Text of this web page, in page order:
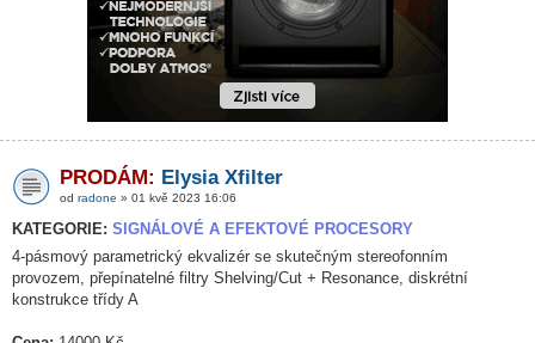
PRODÁM: Elysia Xfilter
od radone » 01 kvě 2023 16:06
KATEGORIE: SIGNÁLOVÉ A EFEKTOVÉ PROCESORY
4-pásmový parametrický ekvalizér se skutečným stereofonním
provozem, přepínatelné filtry Shelving/Cut + Resonance, diskrétní
konstrukce třídy A